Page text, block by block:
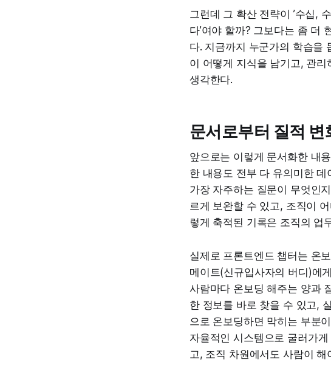
그런데 그 확산 전략이 ’수십,
다’여야 할까? 그보다는 좀 더
다. 지금까지 누군가의 학습을
이 어떻게 지식을 남기고, 관
생각한다.
문서로부터 질적 변
앞으로는 이렇게 문서화한 내
한 내용도 전부 다 유의미한
가장 자주하는 질문이 무엇인
르게 보완할 수 있고, 조직이
렇게 축적된 기록은 조직의 업
실제로 프론트엔드 챕터는 온
메이트(신규입사자의 버디)에
사람마다 온보딩 해주는 양과
한 정보를 바로 찾을 수 있고,
으로 온보딩하면 막히는 부분
자율적인 시스템으로 굴러가
고, 조직 차원에서도 사람이